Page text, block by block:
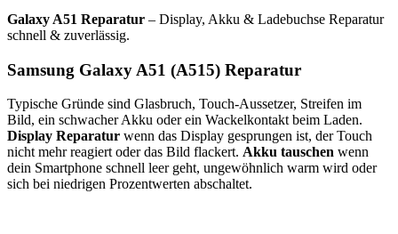
Galaxy A51 Reparatur – Display, Akku & Ladebuchse Reparatur
schnell & zuverlässig.
Samsung Galaxy A51 (A515) Reparatur
Typische Gründe sind Glasbruch, Touch-Aussetzer, Streifen im
Bild, ein schwacher Akku oder ein Wackelkontakt beim Laden.
Display Reparatur wenn das Display gesprungen ist, der Touch
nicht mehr reagiert oder das Bild flackert. Akku tauschen wenn
dein Smartphone schnell leer geht, ungewöhnlich warm wird oder
sich bei niedrigen Prozentwerten abschaltet.